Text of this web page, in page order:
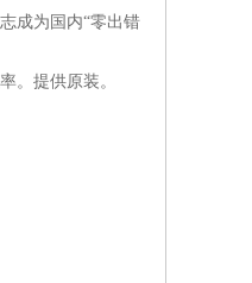
成为国内“零出错
。提供原装。